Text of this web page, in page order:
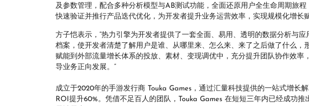
及参数管理，配合多种分析模型与AB测试功能，全面还原用户全生命周期旅程
快速验证并推行产品迭代优化，为开发者提升业务运营效率，实现规模化增长
方子恺表示，“热力引擎为开发者提供了一套全面、易用、透明的数据分析与
档案，使开发者清楚了解用户是谁、从哪里来、怎么来、来了之后做了什么，
赋能到外部流量增长体系的投放、素材、变现调优中，充分提升团队协作效率
导业务正向发展。”
成立于2020年的手游发行商 Touka Games，通过汇量科技提供的一站式增长
ROI提升60%。凭借不足百人的团队，Touka Games 在短短三年内已经成功推